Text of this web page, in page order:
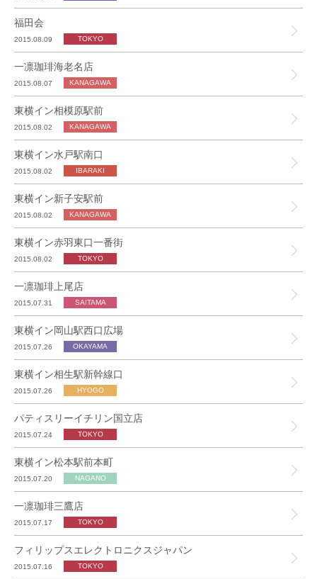
福田会
2015.08.09
一凛珈琲海老名店
2015.08.07
東横イン相模原駅前
2015.08.02
東横イン水戸駅南口
2015.08.02
東横イン新子安駅前
2015.08.02
東横イン赤羽東口一番街
2015.08.02
一凛珈琲上尾店
2015.07.31
東横イン岡山駅西口広場
2015.07.26
東横イン相生駅新幹線口
2015.07.26
パティスリーイチリン国立店
2015.07.24
東横イン松本駅前本町
2015.07.20
一凛珈琲三鷹店
2015.07.17
フィリップスエレクトロニクスジャパン
2015.07.16